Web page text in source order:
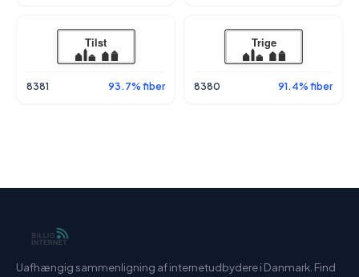
8381 93.7% fiber 8380 91.4% fiber
Uafhængig sammenligning af internetudbydere i Danmark. Find